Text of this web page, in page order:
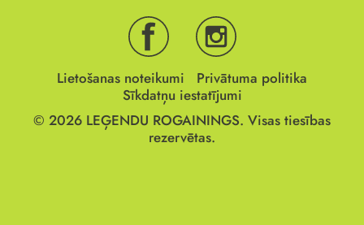
Lietošanas noteikumi
Privātuma politika
Sīkdatņu iestatījumi
© 2026 LEĢENDU ROGAININGS. Visas tiesības
rezervētas.